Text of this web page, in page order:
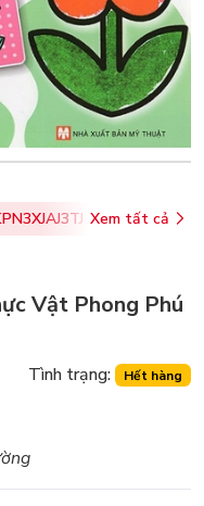
Xem tất cả
Vật Phong Phú
Tình trạng: Hết hàng